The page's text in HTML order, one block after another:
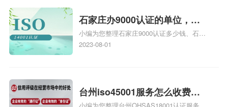
体系认证知识，详情可查看下方正文！
石家庄办9000认证的单位，石
家庄9000认证的公司
小编为您整理石家庄9000认证多少钱、石家
庄9000认证价格多少钱、石家庄9000认证
2023-08-01
台州iso45001服务怎么收费，